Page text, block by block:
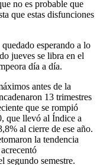
no es probable que
que estas disfunciones
esperando a lo
jueves se libra en el
día a día.
antes de la
13 trimestres
que se rompió
que llevó al Índice a
al cierre de ese año.
la tendencia
segundo semestre.